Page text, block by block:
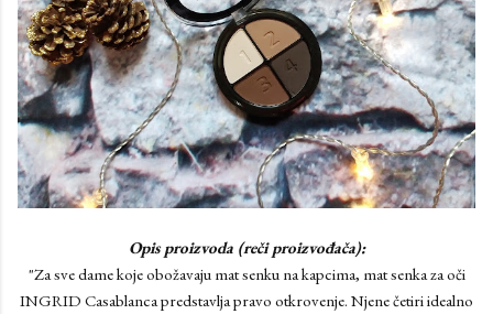
Opis proizvoda (reči proizvođača):
"Za sve dame koje obožavaju mat senku na kapcima, mat senka za oči
INGRID Casablanca predstavlja pravo otkrovenje. Njene četiri idealno